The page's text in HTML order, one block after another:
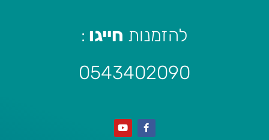
להזמנות חייגו :
0543402090